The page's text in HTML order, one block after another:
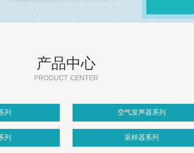
产品中心
PRODUCT CENTER
列 空气发声器系列
列 采样器系列